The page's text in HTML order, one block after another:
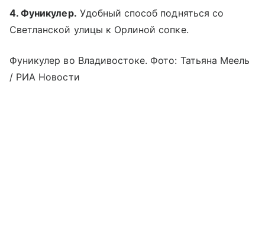
4. Фуникулер. Удобный способ подняться со
Светланской улицы к Орлиной сопке.
Фуникулер во Владивостоке. Фото: Татьяна Меель
/ РИА Новости